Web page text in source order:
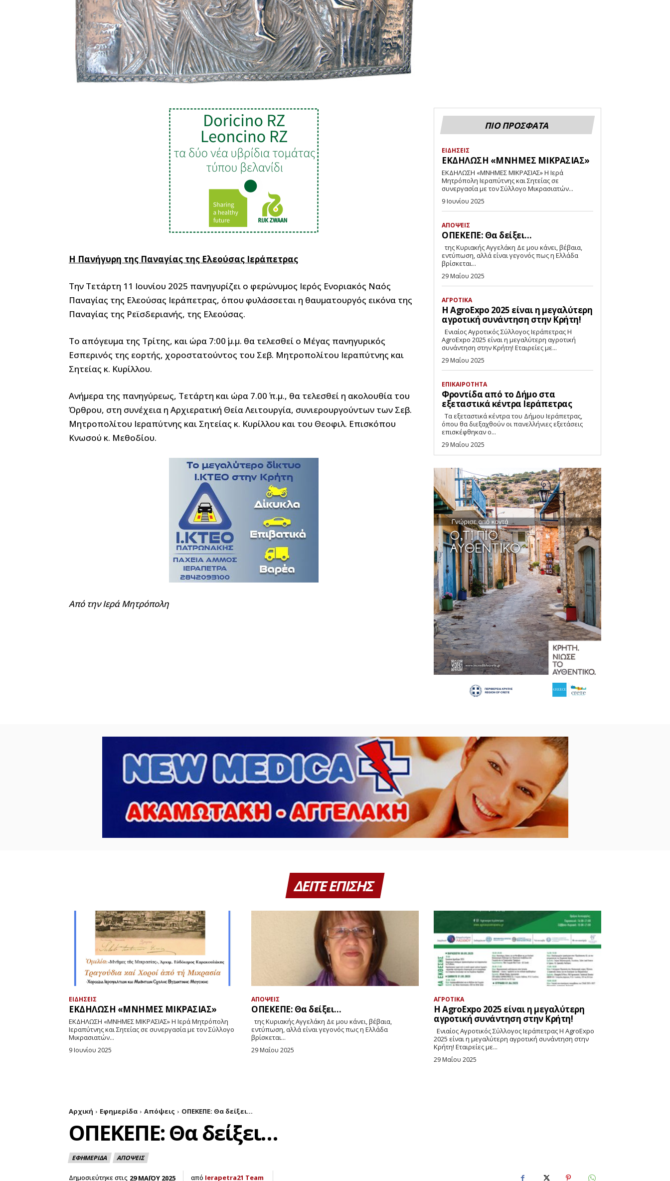
Η Πανήγυρη της Παναγίας της Ελεούσας Ιεράπετρας
Την Τετάρτη 11 Ιουνίου 2025 πανηγυρίζει ο φερώνυμος Ιερός Ενοριακός Ναός
Παναγίας της Ελεούσας Ιεράπετρας, όπου φυλάσσεται η θαυματουργός εικόνα της
Παναγίας της Ρεϊσδεριανής, της Ελεούσας.
Το απόγευμα της Τρίτης, και ώρα 7:00΄ μ.μ. θα τελεσθεί ο Μέγας πανηγυρικός
Εσπερινός της εορτής, χοροστατούντος του Σεβ. Μητροπολίτου Ιεραπύτνης και
Σητείας κ. Κυρίλλου.
Ανήμερα της πανηγύρεως, Τετάρτη και ώρα 7.00΄ π.μ., θα τελεσθεί η ακολουθία του
Όρθρου, στη συνέχεια η Αρχιερατική Θεία Λειτουργία, συνιερουργούντων των Σεβ.
Μητροπολίτου Ιεραπύτνης και Σητείας κ. Κυρίλλου και του Θεοφιλ. Επισκόπου
Κνωσού κ. Μεθοδίου.
Από την Ιερά Μητρόπολη
ΠΙΟ ΠΡΟΣΦΑΤΑ
ΕΙΔΗΣΕΙΣ
ΕΚΔΗΛΩΣΗ «ΜΝΗΜΕΣ ΜΙΚΡΑΣΙΑΣ»
ΕΚΔΗΛΩΣΗ «ΜΝΗΜΕΣ ΜΙΚΡΑΣΙΑΣ» Η Ιερά
Μητρόπολη Ιεραπύτνης και Σητείας σε
συνεργασία με τον Σύλλογο Μικρασιατών...
9 Ιουνίου 2025
ΑΠΟΨΕΙΣ
ΟΠΕΚΕΠΕ: Θα δείξει…
εντύπωση, αλλά είναι γεγονός πως η Ελλάδα
βρίσκεται...
29 Μαΐου 2025
ΑΓΡΟΤΙΚΑ
Η AgroExpo 2025 είναι η μεγαλύτερη
αγροτική συνάντηση στην Κρήτη!
Eνιαίος Αγροτικός Σύλλογος Ιεράπετρας Η
AgroExpo 2025 είναι η μεγαλύτερη αγροτική
συνάντηση στην Κρήτη! Εταιρείες με...
29 Μαΐου 2025
ΕΠΙΚΑΙΡΟΤΗΤΑ
Φροντίδα από το Δήμο στα
εξεταστικά κέντρα Ιεράπετρας
όπου θα διεξαχθούν οι πανελλήνιες εξετάσεις
επισκέφθηκαν ο...
29 Μαΐου 2025
ΔΕΙΤΕ ΕΠΙΣΗΣ
ΕΙΔΗΣΕΙΣ
ΕΚΔΗΛΩΣΗ «ΜΝΗΜΕΣ ΜΙΚΡΑΣΙΑΣ»
ΕΚΔΗΛΩΣΗ «ΜΝΗΜΕΣ ΜΙΚΡΑΣΙΑΣ» Η Ιερά Μητρόπολη
Ιεραπύτνης και Σητείας σε συνεργασία με τον Σύλλογο
Μικρασιατών...
9 Ιουνίου 2025
ΑΠΟΨΕΙΣ
ΟΠΕΚΕΠΕ: Θα δείξει…
εντύπωση, αλλά είναι γεγονός πως η Ελλάδα
βρίσκεται...
29 Μαΐου 2025
ΑΓΡΟΤΙΚΑ
Η AgroExpo 2025 είναι η μεγαλύτερη
αγροτική συνάντηση στην Κρήτη!
Eνιαίος Αγροτικός Σύλλογος Ιεράπετρας Η AgroExpo
2025 είναι η μεγαλύτερη αγροτική συνάντηση στην
Κρήτη! Εταιρείες με...
29 Μαΐου 2025